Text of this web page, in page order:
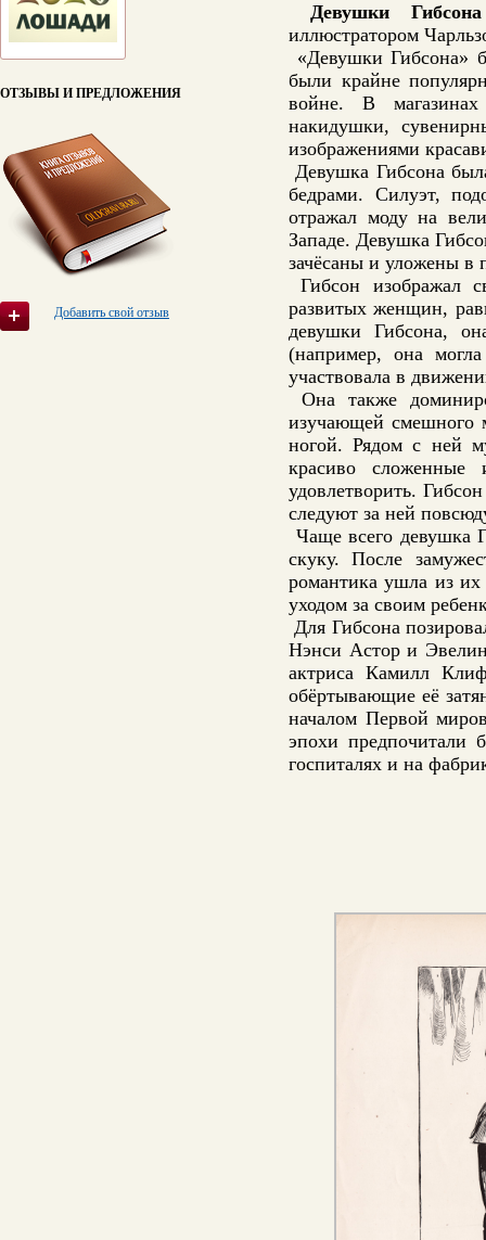
ОТЗЫВЫ И ПРЕДЛОЖЕНИЯ
Добавить свой отзыв
Девушки Гибсона
иллюстратором
«Девушки Гибсона»
были крайне
войне. В магазинах
накидушки,
изображениями
Девушка Гибсона
бедрами. Силуэт,
отражал моду на
Западе. Девушка
зачёсаны и уложены в
Гибсон изображал
развитых женщин,
девушки Гибсона,
(например, она
участвовала в
Она также
изучающей смешного
ногой. Рядом с ней
красиво
удовлетворить.
следуют за ней
Чаще всего девушка
скуку. После
романтика ушла из
уходом за своим
Для Гибсона
Нэнси Астор и
актриса Камилл
обёртывающие её
началом Первой
эпохи предпочитали
госпиталях и на